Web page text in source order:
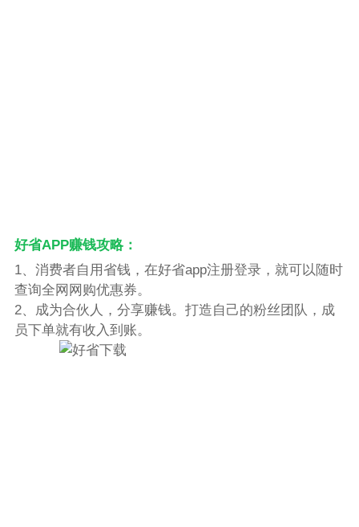
好省APP赚钱攻略：
1、消费者自用省钱，在好省app注册登录，就可以随时
查询全网网购优惠券。
2、成为合伙人，分享赚钱。打造自己的粉丝团队，成
员下单就有收入到账。